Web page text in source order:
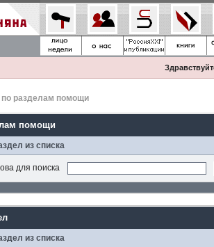
разделам помощи
помощи
из списка
для поиска
из списка